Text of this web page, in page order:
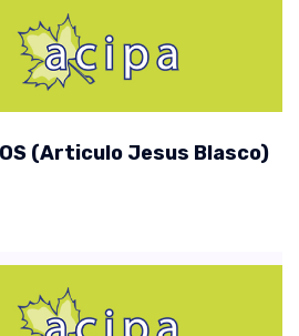
(Articulo Jesus Blasco)